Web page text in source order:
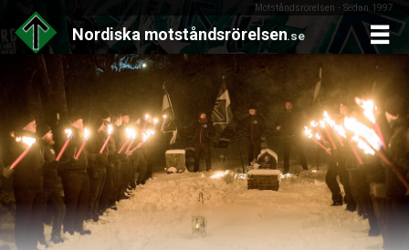
Motståndsrörelsen - Sedan 1997
Nordiska motståndsrörelsen.se
content